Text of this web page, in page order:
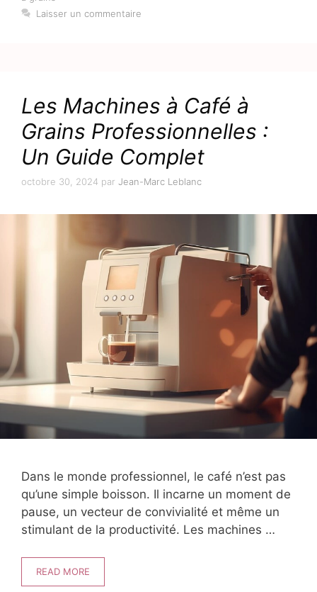
Laisser un commentaire
Les Machines à Café à
Grains Professionnelles :
Un Guide Complet
octobre 30, 2024 par Jean-Marc Leblanc
Dans le monde professionnel, le café n’est pas
qu’une simple boisson. Il incarne un moment de
pause, un vecteur de convivialité et même un
stimulant de la productivité. Les machines …
READ MORE